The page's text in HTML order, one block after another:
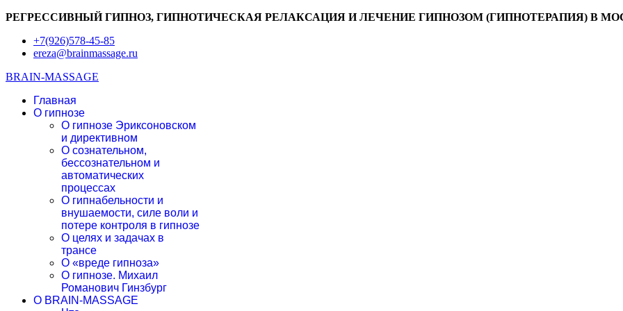
РЕГРЕССИВНЫЙ ГИПНОЗ, ГИПНОТИЧЕСКАЯ РЕЛАКСАЦИЯ И ЛЕЧЕНИЕ ГИПНОЗОМ (ГИПНОТЕРАПИЯ) В
+7(926)578-45-85
ereza@brainmassage.ru
BRAIN-MASSAGE
Главная
О гипнозе
О гипнозе Эриксоновском
и директивном
О сознательном,
бессознательном и
автоматических
процессах
О гипнабельности и
внушаемости, силе воли и
потере контроля в гипнозе
О целях и задачах в
трансе
О «вреде гипноза»
О гипнозе. Михаил
Романович Гинзбург
О BRAIN-MASSAGE